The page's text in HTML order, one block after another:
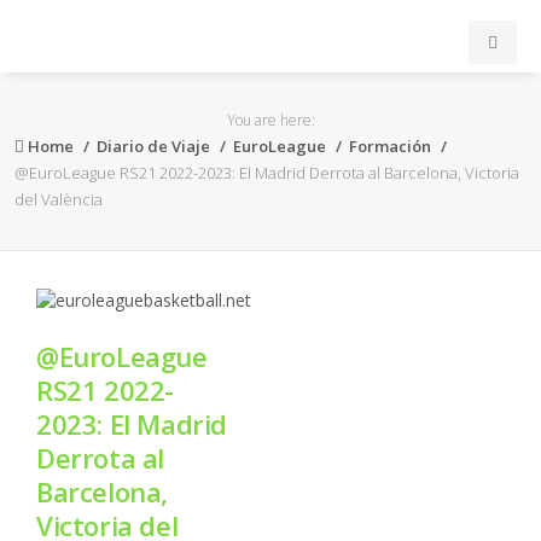
ACB
FEB
FIBA
OTROS
FORMACIÓN
You are here:
Home Diario de Viaje EuroLeague
Formación
@EuroLeague RS21 2022-2023: El Madrid Derrota al Barcelona, Victoria
del València
@EuroLeague
RS21 2022-
2023: El Madrid
Derrota al
Barcelona,
Victoria del